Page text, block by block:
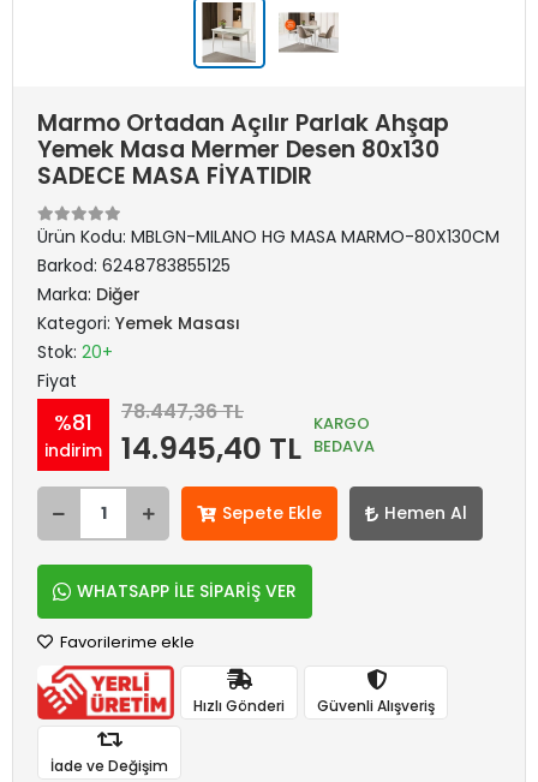
Marmo Ortadan Açılır Parlak Ahşap
Yemek Masa Mermer Desen 80x130
SADECE MASA FİYATIDIR
Ürün Kodu: MBLGN-MILANO HG MASA MARMO-80X130CM
Barkod: 6248783855125
Marka: Diğer
Kategori: Yemek Masası
Stok: 20+
Fiyat
%81
indirim
78.447,36 TL
14.945,40 TL
KARGO
BEDAVA
Sepete Ekle Hemen Al
WHATSAPP İLE SİPARİŞ VER
Favorilerime ekle
Hızlı Gönderi Güvenli Alışveriş
İade ve Değişim